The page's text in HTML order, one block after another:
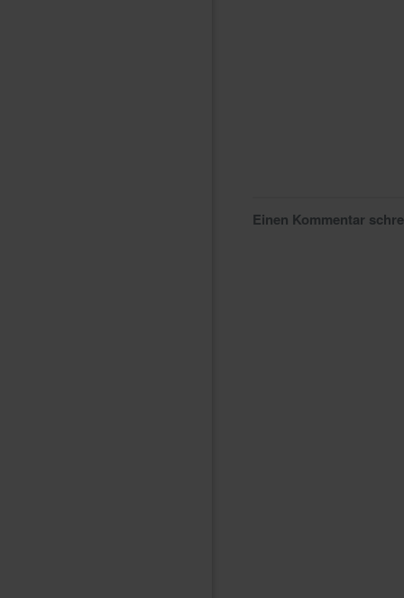
Einen Kommentar